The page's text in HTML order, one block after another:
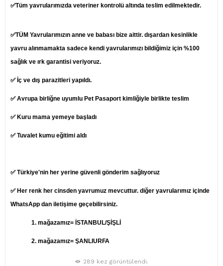
✅Tüm yavrularımızda veteriner kontrolü altında teslim edilmektedir.
✅TÜM Yavrularımızın anne ve babası bize aittir. dışardan kesinlikle
yavru alınmamakta sadece kendi yavrularımızı bildiğimiz için %100
sağlık ve ırk garantisi veriyoruz.
✅ İç ve dış parazitleri yapıldı.
✅ Avrupa birliğne uyumlu Pet Pasaport kimliğiyle birlikte teslim
✅ Kuru mama yemeye başladı
✅ Tuvalet kumu eğitimi aldı
✅ Türkiye'nin her yerine güvenli gönderim sağlıyoruz
✅ Her renk her cinsden yavrumuz mevcuttur. diğer yavrularımız içinde
WhatsApp dan iletişime geçebilirsiniz.
1. mağazamız= İSTANBUL/ŞİŞLİ
2. mağazamız= ŞANLIURFA
289 kez görüntülendi.